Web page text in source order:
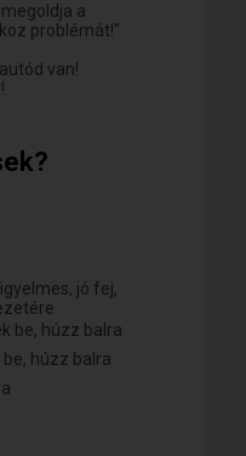
a
problémát!”
van!
jó fej,
be, húzz balra
húzz balra